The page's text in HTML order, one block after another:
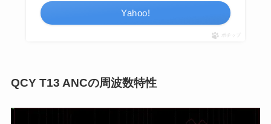
Yahoo!
ポチップ
QCY T13 ANCの周波数特性